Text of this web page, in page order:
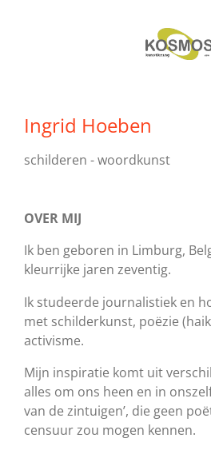
Ingrid Hoeben
schilderen - woordkunst
OVER MIJ
Ik ben geboren in Limburg,
kleurrijke jaren zeventig.
Ik studeerde journalistiek en
met schilderkunst, poëzie
activisme.
Mijn inspiratie komt uit
alles om ons heen en in
van de zintuigen’, die geen
censuur zou mogen kennen.